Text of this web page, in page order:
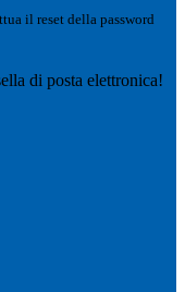
il reset della password
di posta elettronica!